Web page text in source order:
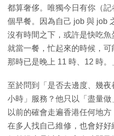
都算奢侈。唯獨今日有你（
個早餐。因為自己 job 與 job
沒有時間之下，或許是快吃魚
就當一餐，忙起來的時候，
那時已是晚上 11 時、12 時。
至於問到「是否去邊度、幾
小時」服務？他只以「盡量做
以前的確會走遍香港任何地
在多人找自己維修，也會好好